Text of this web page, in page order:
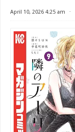
April 10, 2026 4:25 am ⋅